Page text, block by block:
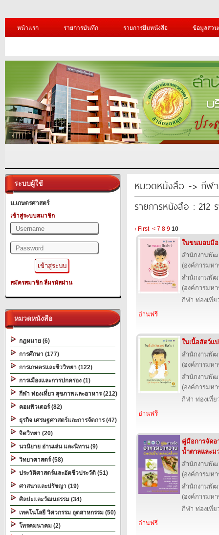
หน้าแรก รายการบันทึก รายการยืมหนังสือ ข้อมูลส่ว
ระบบผู้ใช้
ม.เกษตรศาสตร์
เข้าสู่ระบบสมาชิก
สมัครสมาชิก ลืมรหัสผ่าน
หมวดหนังสือ
กฎหมาย (6)
การศึกษา (177)
การเกษตรและชีววิทยา (122)
การเมืองและการปกครอง (1)
กีฬา ท่องเที่ยว สุขภาพและอาหาร (212)
คอมพิวเตอร์ (82)
ธุรกิจ เศรษฐศาสตร์และการจัดการ (47)
จิตวิทยา (20)
นวนิยาย อ่านเล่น และนิทาน (9)
วิทยาศาสตร์ (58)
ประวัติศาสตร์และอัตชีวประวัติ (51)
ศาสนาและปรัชญา (19)
ศิลปะและวัฒนธรรม (34)
เทคโนโลยี วิศวกรรม อุตสาหกรรม (50)
โทรคมนาคม (2)
หมวดหนังสือ -> กีฬา
รายการหนังสือ : 212
‹ First < 7 8 9 10
ในขนมอบมีอ
สำนักงานพัฒ
(องค์การมห
สำนักงานพัฒ
(องค์การมห
กีฬา ท่องเที่
อ่านฟรี
ในเนื้อสัตว์แ
สำนักงานพัฒ
(องค์การมห
สำนักงานพัฒ
(องค์การมห
กีฬา ท่องเที่
อ่านฟรี
คู่มือการจัดอ
น้ำตาลและม
สำนักงานพัฒ
(องค์การมห
สำนักงานพัฒ
(องค์การมห
กีฬา ท่องเที่
อ่านฟรี